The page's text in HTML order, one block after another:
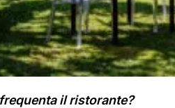
il ristorante?